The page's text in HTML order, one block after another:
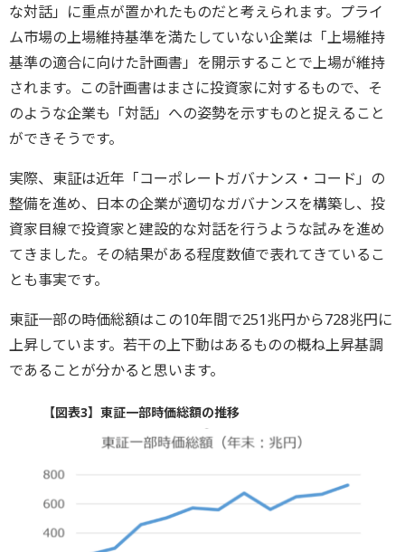
な対話」に重点が置かれたものだと考えられます。プライ
ム市場の上場維持基準を満たしていない企業は「上場維持
基準の適合に向けた計画書」を開示することで上場が維持
されます。この計画書はまさに投資家に対するもので、そ
のような企業も「対話」への姿勢を示すものと捉えること
ができそうです。
実際、東証は近年「コーポレートガバナンス・コード」の
整備を進め、日本の企業が適切なガバナンスを構築し、投
資家目線で投資家と建設的な対話を行うような試みを進め
てきました。その結果がある程度数値で表れてきているこ
とも事実です。
東証一部の時価総額はこの10年間で251兆円から728兆円に
上昇しています。若干の上下動はあるものの概ね上昇基調
であることが分かると思います。
【図表3】東証一部時価総額の推移